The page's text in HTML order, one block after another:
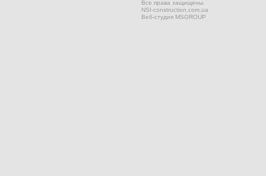
Все права защищены.
NSI-construction.com.ua
Веб-студияMSGROUP